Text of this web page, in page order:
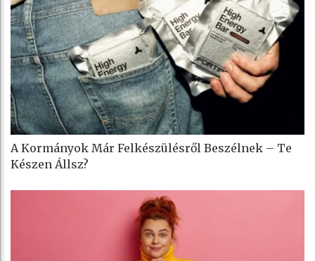
A Kormányok Már Felkészülésről Beszélnek – Te
Készen Állsz?